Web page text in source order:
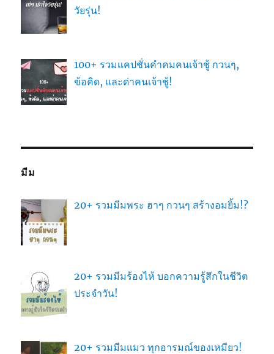
วัยรุ่น!
100+ รวมแคปชั่นคำคมคนเจ้าชู้ กวนๆ,
ข้อคิด, และด่าคนเจ้าชู้!
มีม
20+ รวมมีมพระ ฮาๆ กวนๆ สร้างอมยิ้ม!?
20+ รวมมีมร้องไห้ บอกความรู้สึกในชีวิต
ประจำวัน!
20+ รวมมีมแมว ทุกอารมณ์ของเหมียว!